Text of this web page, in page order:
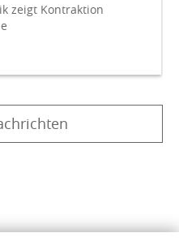
zeigt Kontraktion